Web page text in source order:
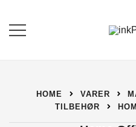
indhold
HOME VARER
TILBEHØR